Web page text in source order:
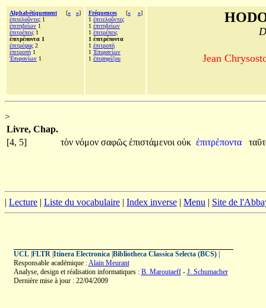
Alphabétiquement [« »]
ἐπιτελοῦντες 1
ἐπιτηδείων 1
ἐπιτρέπεις 1
ἐπιτρέποντα 1
ἐπιτρέψας 2
ἐπιτροπὴ 1
Ἐπιφανίων 1
Fréquences [« »]
1 ἐπιτελοῦντες
1 ἐπιτηδείων
1 ἐπιτρέπεις
1 ἐπιτρέποντα
1 ἐπιτροπὴ
1 Ἐπιφανίων
1 ἐπιψηφίζου Jean
>
Livre, Chap.
[4, 5]
τὸν νόμον σαφῶς ἐπιστάμενοι οὐκ ἐπιτρέποντα
| Lecture | Liste du vocabulaire | Index inverse | Menu | Site de
UCL| FLTR| Itinera Electronica| Bibliotheca Classica Selecta (BCS)|
Responsable académique :Alain Meurant
Analyse, design et réalisation informatiques : B. Maroutaeff- J. Schumacher
Dernière mise à jour : 22/04/2009